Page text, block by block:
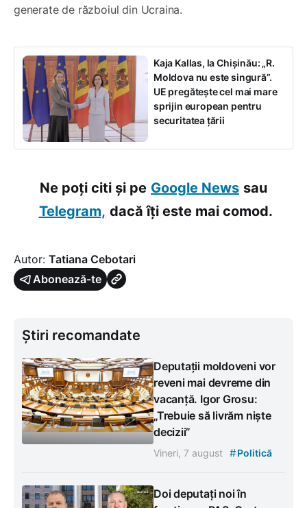
generate de războiul din Ucraina.
Kaja Kallas, la Chișinău: „R.
Moldova nu este singură”.
UE pregătește cel mai mare
sprijin european pentru
securitatea țării
Ne poți citi și pe Google News sau
Telegram, dacă îți este mai comod.
Autor: Tatiana Cebotari
Abonează-te
Știri recomandate
Deputații moldoveni vor
reveni mai devreme din
vacanță. Igor Grosu:
„Trebuie să livrăm niște
decizii”
Vineri, 7 august #Politică
Doi deputați noi în